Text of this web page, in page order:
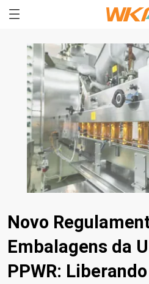
Novo
Embalagens da
PPWR: